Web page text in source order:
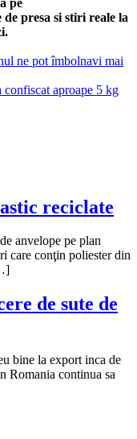
presa si stiri reale la
ne pot îmbolnavi mai
aproape 5 kg
reciclate
anvelope pe plan
care conţin poliester din
de sute de
bine la export inca de
Romania continua sa